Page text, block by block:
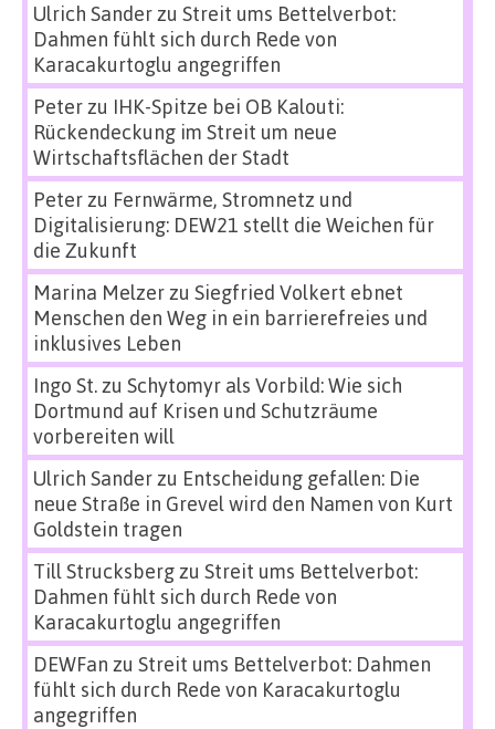
Ulrich Sanderzu Streit ums Bettelverbot:
Dahmen fühlt sich durch Rede von
Karacakurtoglu angegriffen
Peterzu IHK-Spitze bei OB Kalouti:
Rückendeckung im Streit um neue
Wirtschaftsflächen der Stadt
Peterzu Fernwärme, Stromnetz und
Digitalisierung: DEW21 stellt die Weichen für
die Zukunft
Marina Melzerzu Siegfried Volkert ebnet
Menschen den Weg in ein barrierefreies und
inklusives Leben
Ingo St.zu Schytomyr als Vorbild: Wie sich
Dortmund auf Krisen und Schutzräume
vorbereiten will
Ulrich Sanderzu Entscheidung gefallen: Die
neue Straße in Grevel wird den Namen von Kurt
Goldstein tragen
Till Strucksbergzu Streit ums Bettelverbot:
Dahmen fühlt sich durch Rede von
Karacakurtoglu angegriffen
DEWFan zu Streit ums Bettelverbot: Dahmen
fühlt sich durch Rede von Karacakurtoglu
angegriffen